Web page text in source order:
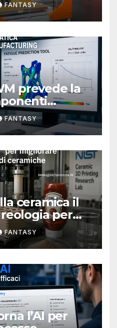
FANTASY
prevede la
in 3D
FANTASY
ceramica il
per
la
FANTASY
l’AI per